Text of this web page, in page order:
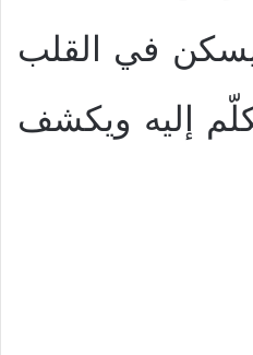
يسكن في القلب
إليه ويكشف